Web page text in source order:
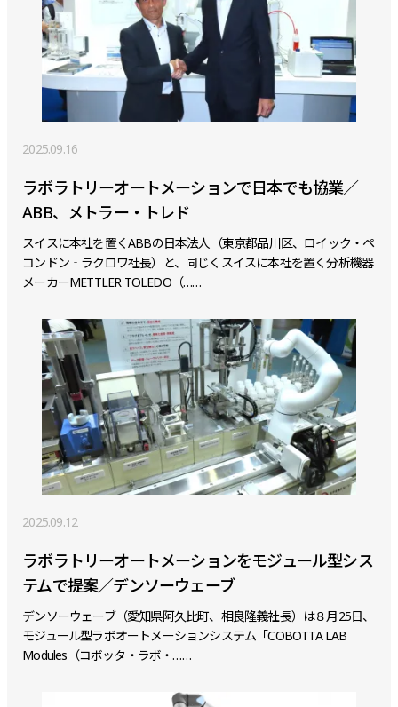
2025.09.16
ラボラトリーオートメーションで日本でも協業／
ABB、メトラー・トレド
スイスに本社を置くABBの日本法人（東京都品川区、ロイック・ペ
コンドン‐ラクロワ社長）と、同じくスイスに本社を置く分析機器
メーカーMETTLER TOLEDO（……
2025.09.12
ラボラトリーオートメーションをモジュール型シス
テムで提案／デンソーウェーブ
デンソーウェーブ（愛知県阿久比町、相良隆義社長）は８月25日、
モジュール型ラボオートメーションシステム「COBOTTA LAB
Modules（コボッタ・ラボ・……